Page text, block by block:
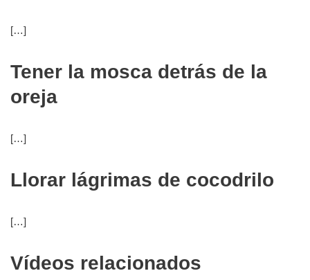
[…]
Tener la mosca detrás de la
oreja
[…]
Llorar lágrimas de cocodrilo
[…]
Vídeos relacionados